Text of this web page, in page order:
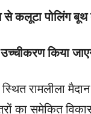
कलूटा पोलिंग बूथ
किया
स्थित रामलीला
का समेकित